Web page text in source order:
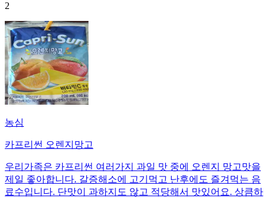
2
농심
카프리썬 오렌지망고
우리가족은 카프리썬 여러가지 과일 맛 중에 오렌지 망고맛을
제일 좋아합니다. 갈증해소에 고기먹고 난후에도 즐겨먹는 음
료수입니다. 단맛이 과하지도 않고 적당해서 맛있어요. 상큼하